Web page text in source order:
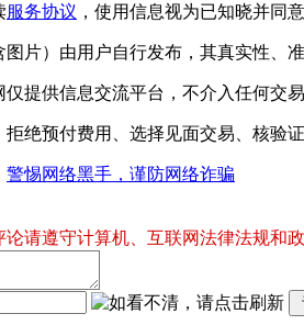
服务协议 ，使用信息视为已知晓并同
片）由用户自行发布，其真实性、
提供信息交流平台，不介入任何交
绝预付费用、选择见面交易、核验
警惕网络黑手，谨防网络诈骗
论请遵守计算机、互联网法律法规和